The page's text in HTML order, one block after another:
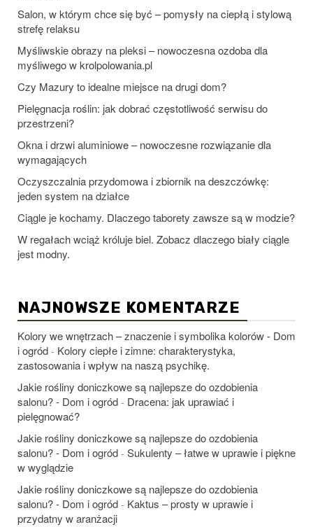
Salon, w którym chce się być – pomysły na ciepłą i stylową
strefę relaksu
Myśliwskie obrazy na pleksi – nowoczesna ozdoba dla
myśliwego w krolpolowania.pl
Czy Mazury to idealne miejsce na drugi dom?
Pielęgnacja roślin: jak dobrać częstotliwość serwisu do
przestrzeni?
Okna i drzwi aluminiowe – nowoczesne rozwiązanie dla
wymagających
Oczyszczalnia przydomowa i zbiornik na deszczówkę:
jeden system na działce
Ciągle je kochamy. Dlaczego taborety zawsze są w modzie?
W regałach wciąż króluje biel. Zobacz dlaczego biały ciągle
jest modny.
NAJNOWSZE KOMENTARZE
Kolory we wnętrzach – znaczenie i symbolika kolorów - Dom
i ogród - Kolory ciepłe i zimne: charakterystyka,
zastosowania i wpływ na naszą psychikę.
Jakie rośliny doniczkowe są najlepsze do ozdobienia
salonu? - Dom i ogród - Dracena: jak uprawiać i
pielęgnować?
Jakie rośliny doniczkowe są najlepsze do ozdobienia
salonu? - Dom i ogród - Sukulenty – łatwe w uprawie i piękne
w wyglądzie
Jakie rośliny doniczkowe są najlepsze do ozdobienia
salonu? - Dom i ogród - Kaktus – prosty w uprawie i
przydatny w aranżacji